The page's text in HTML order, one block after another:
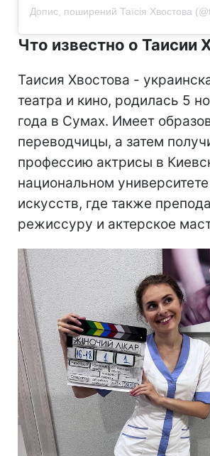
Что известно о Таисии
Таисия Хвостова -
театра и кино, родилась 5
года в Сумах. Имеет
переводчицы, а затем
профессию актрисы в
национальном
искусств, где также
режиссуру и актерское